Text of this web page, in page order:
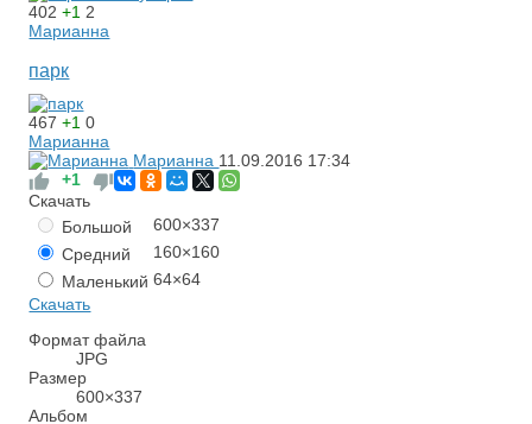
402+1 2
Марианна
парк
467+10
Марианна
Марианна 11.09.2016 17:34
+1
Скачать
Большой
600×337
Средний
160×160
Маленький 64×64
Скачать
Формат файла
JPG
Размер
600×337
Альбом